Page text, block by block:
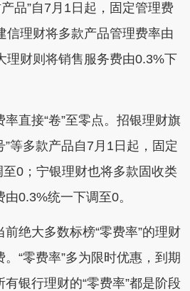
品”自7月1日起，固定管理费
信理财将多款产品管理费率由
理财则将销售服务费由0.3%下
直接“卷”至零点。招银理财旗
”等多款产品自7月1日起，固定
0；宁银理财也将多款固收类
0.3%统一下调至0。
绝大多数标榜“零费率”的理财
“零费率”多为限时优惠，到期
银行理财的“零费率”都是阶段